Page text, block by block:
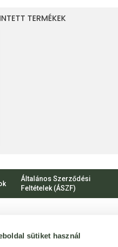
sütiket használ
TERMÉKEK
Általános Szerződési
Feltételek (ÁSZF)